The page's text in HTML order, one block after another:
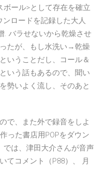
ール>として存在を確立
ロードを記録した大人
. バラせないから乾燥させ
たが、もし水洗い→乾燥
いうことだし、コール＆
いう話もあるので、聞い
勢いよく流し、そのあと
で、また外で録音をしよ
った書店用POPをダウン
では、津田大介さんが音声
てコメント（P88）、 月